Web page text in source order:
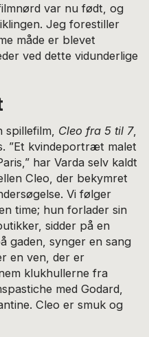
var nu født, og
Jeg forestiller
måde er blevet
ved dette vidunderlige
spillefilm, Cleo fra 5 til 7,
”Et kvindeportræt malet
har Varda selv kaldt
Cleo, der bekymret
Vi følger
time; hun forlader sin
sidder på en
gaden, synger en sang
en ven, der er
klukhullerne fra
med Godard,
Cleo er smuk og